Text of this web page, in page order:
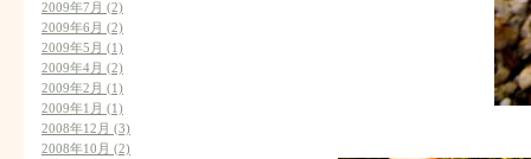
2009年7月 (2)
2009年6月 (2)
2009年5月 (1)
2009年4月 (2)
2009年2月 (1)
2009年1月 (1)
2008年12月 (3)
2008年10月 (2)